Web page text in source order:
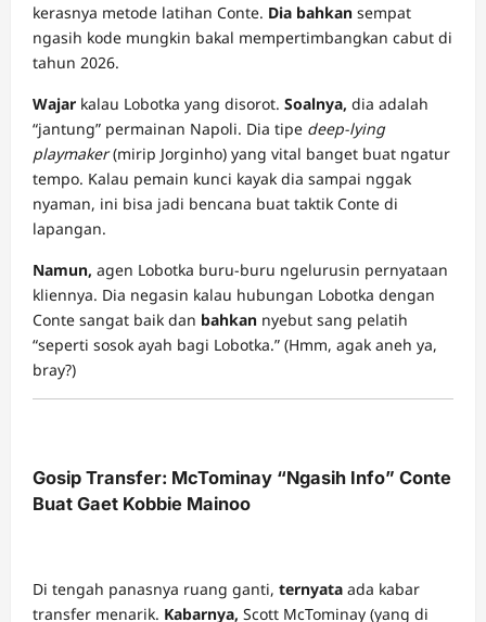
kerasnya metode latihan Conte. Dia bahkan sempat
ngasih kode mungkin bakal mempertimbangkan cabut di
tahun 2026.
Wajar kalau Lobotka yang disorot. Soalnya, dia adalah
“jantung” permainan Napoli. Dia tipe deep-lying
playmaker(mirip Jorginho) yang vital banget buat ngatur
tempo. Kalau pemain kunci kayak dia sampai nggak
nyaman, ini bisa jadi bencana buat taktik Conte di
lapangan.
Namun, agen Lobotka buru-buru ngelurusin pernyataan
kliennya. Dia negasin kalau hubungan Lobotka dengan
Conte sangat baik dan bahkan nyebut sang pelatih
“seperti sosok ayah bagi Lobotka.” (Hmm, agak aneh ya,
bray?)
Gosip Transfer: McTominay “Ngasih Info” Conte
Buat Gaet Kobbie Mainoo
Di tengah panasnya ruang ganti, ternyata ada kabar
transfer menarik. Kabarnya, Scott McTominay (yang di